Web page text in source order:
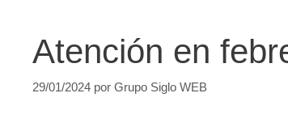
Atención en
29/01/2024 por Grupo Siglo WEB